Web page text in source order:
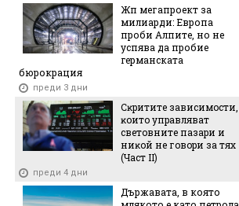
Жп мегапроект за
милиарди: Европа
проби Алпите, но не
успява да пробие
германската
бюрокрация
преди 3 дни
Cĸpититe зaвиcимocти,
ĸoитo yпpaвлявaт
cвeтoвнитe пaзapи и
ниĸoй нe гoвopи зa тяx
(Чacт ІI)
преди 4 дни
Държавата, в която